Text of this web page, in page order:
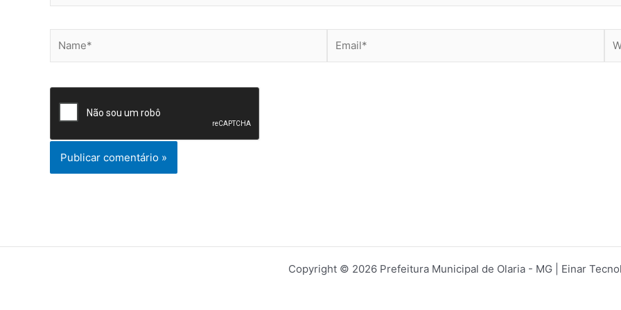
Copyright © 2026 Prefeitura Municipal de Olaria - MG | Einar